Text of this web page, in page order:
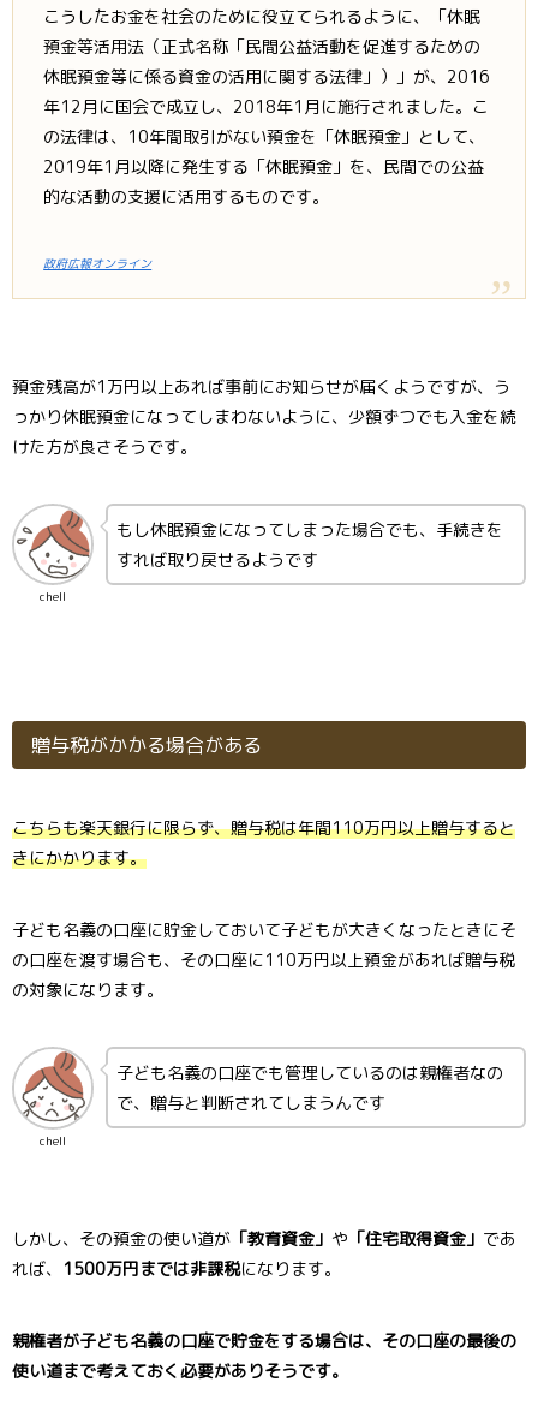
こうしたお金を社会のために役立てられるように、「休眠
預金等活用法（正式名称「民間公益活動を促進するための
休眠預金等に係る資金の活用に関する法律」）」が、2016
年12月に国会で成立し、2018年1月に施行されました。こ
の法律は、10年間取引がない預金を「休眠預金」として、
2019年1月以降に発生する「休眠預金」を、民間での公益
的な活動の支援に活用するものです。
政府広報オンライン
預金残高が1万円以上あれば事前にお知らせが届くようですが、う
っかり休眠預金になってしまわないように、少額ずつでも入金を続
けた方が良さそうです。
chell
もし休眠預金になってしまった場合でも、手続きを
すれば取り戻せるようです
贈与税がかかる場合がある
こちらも楽天銀行に限らず、贈与税は年間110万円以上贈与すると
きにかかります。
子ども名義の口座に貯金しておいて子どもが大きくなったときにそ
の口座を渡す場合も、その口座に110万円以上預金があれば贈与税
の対象になります。
chell
子ども名義の口座でも管理しているのは親権者なの
で、贈与と判断されてしまうんです
しかし、その預金の使い道が 「教育資金」 や 「住宅取得資金」 であ
れば、
1500万円までは非課税になります。
親権者が子ども名義の口座で貯金をする場合は、その口座の最後の
使い道まで考えておく必要がありそうです。